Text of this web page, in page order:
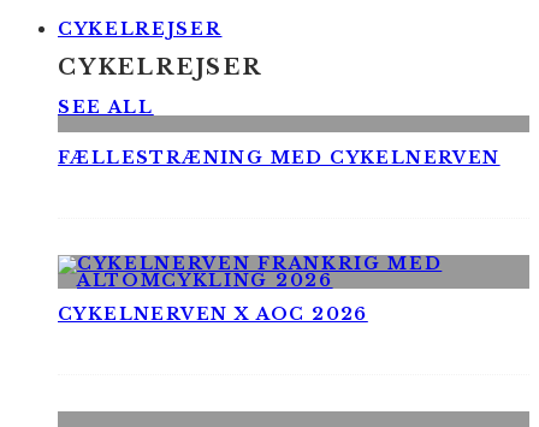
CYKELREJSER
CYKELREJSER
SEE ALL
FÆLLESTRÆNING MED CYKELNERVEN
CYKELNERVEN X AOC 2026